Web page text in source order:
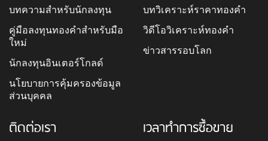
บทความสำหรับนักลงทุน
คู่มือลงทุนทองคำสำหรับมือ
ใหม่
นักลงทุนอินเตอร์โกลด์
นโยบายการคุ้มครองข้อมูล
ส่วนบุคคล
บทวิเคราะห์ราคาทองคำ
วิดีโอวิเคราะห์ทองคำ
ข่าวสารรอบโลก
ติดต่อเรา เวลาทำการซื้อขาย